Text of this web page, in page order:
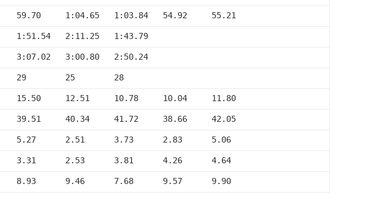
59.70     1:04.65   1:03.84   54.92     55.21
1:51.54   2:11.25   1:43.79
3:07.02   3:00.80   2:50.24
29        25        28
15.50     12.51     10.78     10.04     11.80
39.51     40.34     41.72     38.66     42.05
5.27      2.51      3.73      2.83      5.06
3.31      2.53      3.81      4.26      4.64
8.93      9.46      7.68      9.57      9.90